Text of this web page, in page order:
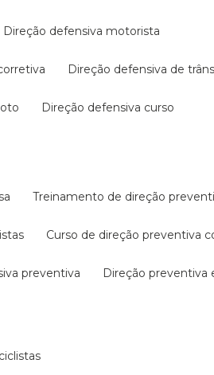
direção defensiva motorista
direção defensiva de
direção defensiva curso
treinamento de direção
curso de direção preventiva
preventiva direção